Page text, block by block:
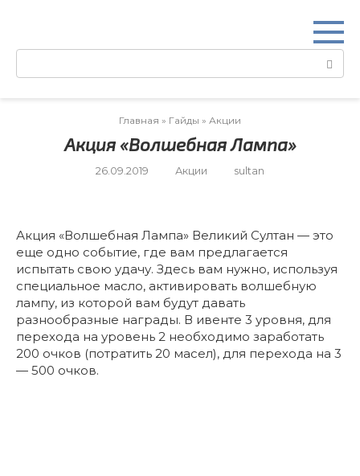
Поиск:
Главная » Гайды » Акции
Акция «Волшебная Лампа»
26.09.2019 Акции sultan
Акция «Волшебная Лампа» Великий Султан — это
еще одно событие, где вам предлагается
испытать свою удачу. Здесь вам нужно, используя
специальное масло, активировать волшебную
лампу, из которой вам будут давать
разнообразные награды. В ивенте 3 уровня, для
перехода на уровень 2 необходимо заработать
200 очков (потратить 20 масел), для перехода на 3
— 500 очков.